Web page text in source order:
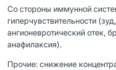
Со стороны иммунной
гиперчувствительности
ангионевротический отек,
анафилаксия).
Прочие: снижение